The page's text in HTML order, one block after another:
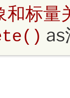
和标量
as